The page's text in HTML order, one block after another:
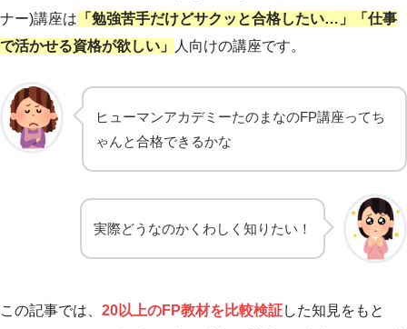
ナー)講座は 「勉強苦手だけどサクッと合格したい…」「仕事
で活かせる資格が欲しい」
人向けの講座です。
ヒューマンアカデミーたのまなのFP講座ってち
ゃんと合格できるかな
実際どうなのかくわしく知りたい！
この記事では、 20以上のFP教材を比較検証した知見をもと